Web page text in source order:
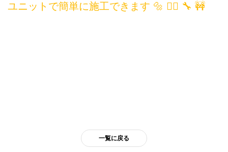
ユニットで簡単に施工できます 🔩 👷‍♂️ 🔧 🚧
一覧に戻る